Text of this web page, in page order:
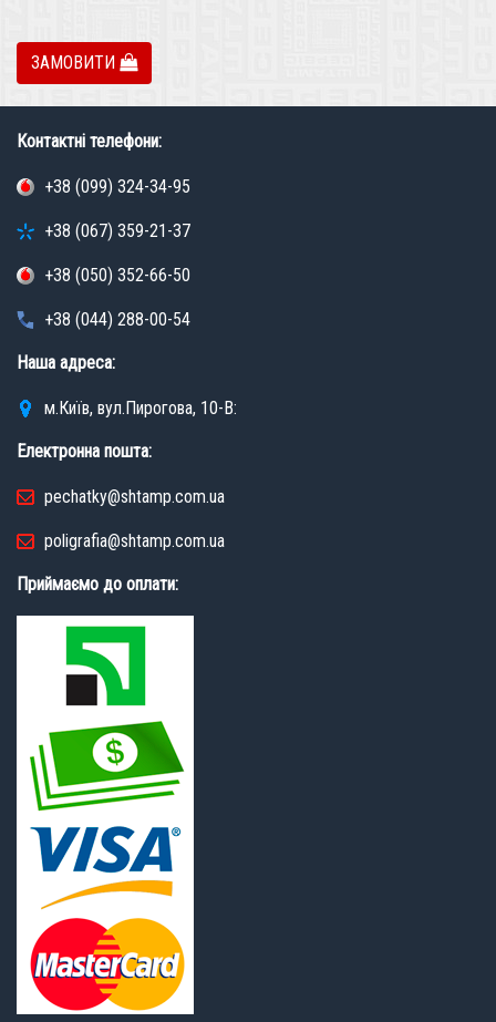
ЗАМОВИТИ
Контактні телефони:
+38 (099) 324-34-95
+38 (067) 359-21-37
+38 (050) 352-66-50
+38 (044) 288-00-54
Наша адреса:
м.Київ, вул.Пирогова, 10-В:
Електронна пошта:
pechatky@shtamp.com.ua
poligrafia@shtamp.com.ua
Приймаємо до оплати: